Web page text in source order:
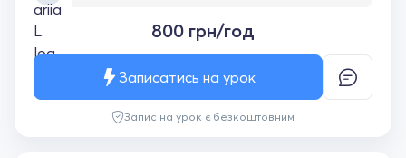
итоге С1. Отличный преподаватель,
переборчивая на учителей, но тут
однозначно пять звезд. Спасибо ей за
совместную работу!
800 грн/год
Запис на урок є безкоштовним
Записатись на урок